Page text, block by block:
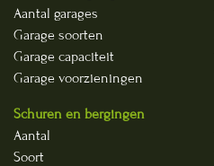
Aantal garages
Garage soorten
Garage capaciteit
Garage voorzieningen
Schuren en bergingen
Aantal
Soort